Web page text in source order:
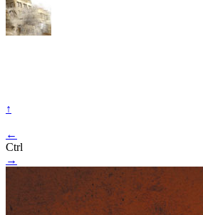
↑
←
Ctrl
→